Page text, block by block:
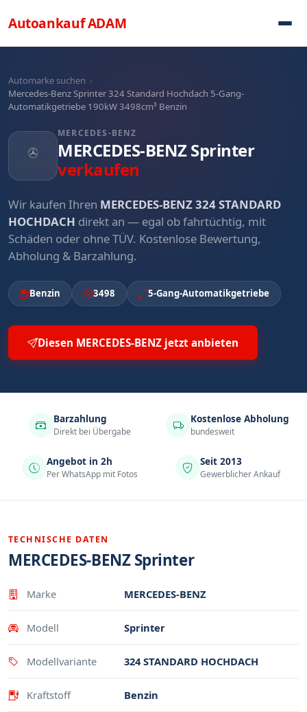
AutoankaufADAM
Automarke suchen ›
Mercedes-Benz Sprinter 324 Standard Hochdach 5-Gang-
Automatikgetriebe 190kW 3498cm³ Benzin
MERCEDES-BENZ
MERCEDES-BENZ Sprinter
verkaufen
Wir kaufen Ihren MERCEDES-BENZ 324 STANDARD
HOCHDACH direkt an — egal ob fahrtüchtig, mit
Schäden oder ohne TÜV. Kostenlose Bewertung,
Abholung & Barzahlung.
Benzin 3498 5-Gang-Automatikgetriebe
Diesen MERCEDES-BENZ jetzt anbieten
Barzahlung
Direkt bei Übergabe
Kostenlose Abholung
bundesweit
Angebot in 2h
Per WhatsApp mit Fotos
Seit 2013
Gewerblicher Ankauf
TECHNISCHE DATEN
MERCEDES-BENZ Sprinter
Eigenschaft
Marke MERCEDES-BENZ
Modell Sprinter
Modellvariante 324 STANDARD HOCHDACH
Kraftstoff Benzin